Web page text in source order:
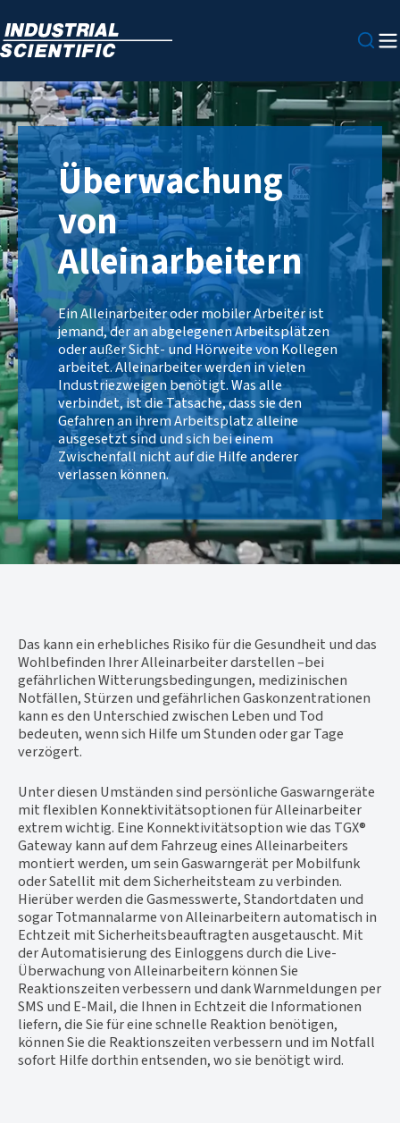
Überwachung
von
Alleinarbeitern
Ein Alleinarbeiter oder mobiler Arbeiter ist
jemand, der an abgelegenen Arbeitsplätzen
oder außer Sicht- und Hörweite von Kollegen
arbeitet. Alleinarbeiter werden in vielen
Industriezweigen benötigt. Was alle
verbindet, ist die Tatsache, dass sie den
Gefahren an ihrem Arbeitsplatz alleine
ausgesetzt sind und sich bei einem
Zwischenfall nicht auf die Hilfe anderer
verlassen können.
Das kann ein erhebliches Risiko für die Gesundheit und das
Wohlbefinden Ihrer Alleinarbeiter darstellen –bei
gefährlichen Witterungsbedingungen, medizinischen
Notfällen, Stürzen und gefährlichen Gaskonzentrationen
kann es den Unterschied zwischen Leben und Tod
bedeuten, wenn sich Hilfe um Stunden oder gar Tage
verzögert.
Unter diesen Umständen sind persönliche Gaswarngeräte
mit flexiblen Konnektivitätsoptionen für Alleinarbeiter
extrem wichtig. Eine Konnektivitätsoption wie das TGX®
Gateway kann auf dem Fahrzeug eines Alleinarbeiters
montiert werden, um sein Gaswarngerät per Mobilfunk
oder Satellit mit dem Sicherheitsteam zu verbinden.
Hierüber werden die Gasmesswerte, Standortdaten und
sogar Totmannalarme von Alleinarbeitern automatisch in
Echtzeit mit Sicherheitsbeauftragten ausgetauscht. Mit
der Automatisierung des Einloggens durch die Live-
Überwachung von Alleinarbeitern können Sie
Reaktionszeiten verbessern und dank Warnmeldungen per
SMS und E-Mail, die Ihnen in Echtzeit die Informationen
liefern, die Sie für eine schnelle Reaktion benötigen,
können Sie die Reaktionszeiten verbessern und im Notfall
sofort Hilfe dorthin entsenden, wo sie benötigt wird.